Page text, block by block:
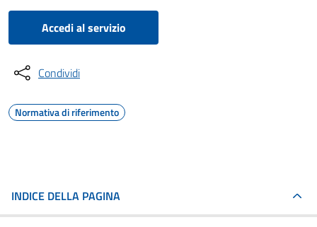
Accedi al servizio
Condividi
Normativa di riferimento
INDICE DELLA PAGINA